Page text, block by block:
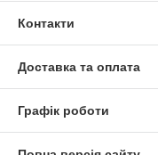
Контакти
Доставка та оплата
Графік роботи